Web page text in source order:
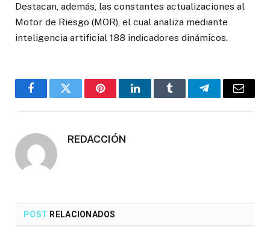
Destacan, además, las constantes actualizaciones al
Motor de Riesgo (MOR), el cual analiza mediante
inteligencia artificial 188 indicadores dinámicos.
FacebookTwitter PinterestLinkedInTumblr TelegramaCorreo
REDACCIÓN
POST RELACIONADOS